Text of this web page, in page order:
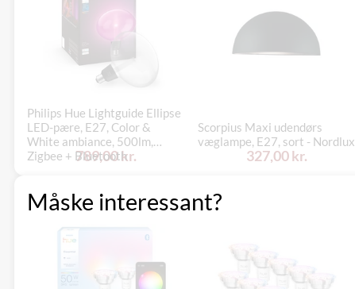
Philips Hue Lightguide Ellipse
LED-pære, E27, Color &
White ambiance, 500lm,
Zigbee + Bluetooth
789,00 kr.
Scorpius Maxi udendørs
væglampe, E27, sort - Nordlux
327,00 kr.
Måske interessant?